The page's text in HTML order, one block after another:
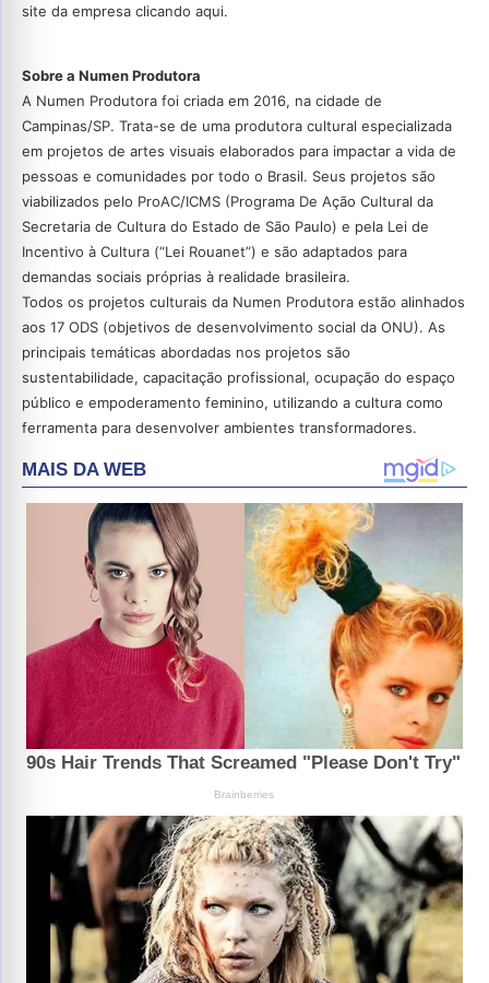
site da empresa clicando aqui.
Sobre a Numen Produtora
A Numen Produtora foi criada em 2016, na cidade de
Campinas/SP. Trata-se de uma produtora cultural especializada
em projetos de artes visuais elaborados para impactar a vida de
pessoas e comunidades por todo o Brasil. Seus projetos são
viabilizados pelo ProAC/ICMS (Programa De Ação Cultural da
Secretaria de Cultura do Estado de São Paulo) e pela Lei de
Incentivo à Cultura (“Lei Rouanet”) e são adaptados para
demandas sociais próprias à realidade brasileira.
Todos os projetos culturais da Numen Produtora estão alinhados
aos 17 ODS (objetivos de desenvolvimento social da ONU). As
principais temáticas abordadas nos projetos são
sustentabilidade, capacitação profissional, ocupação do espaço
público e empoderamento feminino, utilizando a cultura como
ferramenta para desenvolver ambientes transformadores.